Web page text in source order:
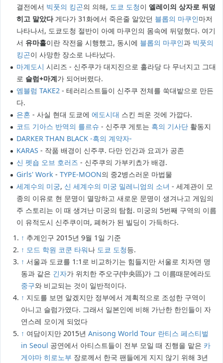
결전에서 빅풋의 킹곤의 의해, 도쿄 도청이 엘레이의 상자로 뒤덮
히고 말았다게다가 31화에서 죽은줄 알았던 블롭의 마쿠인마저
나타나서, 도쿄도청 절반이 아예 마쿠인의 몸속에 뒤덮혔다. 여기
서 유마홀이란 작전을 시행했고, 동시에 블롭의 마쿠인과 빅풋의
킹곤이 사망한 장소로 나타났다.
마계도시 시리즈 - 신주쿠가 대지진으로 홀라당 다 무너지고 그대
로 슬럼+마계가 되어버렸다.
엠블럼 TAKE2 - 테러리스트들이 신주쿠 전체를 쑥대밭으로 만든
다.
은혼 - 사실 현대 도쿄에 에도시대 스킨 씌운 것에 가깝다.
코드 기아스 반역의 를르슈 - 신주쿠 게토는 흑의 기사단활동지
DARKER THAN BLACK -흑의 계약자-
KARAS - 작품 배경이 신주쿠. 다만 인간과 요괴가 공존
신 펫숍 오브 호러즈 - 신주쿠의 가부키쵸가 배경.
Girls' Work - TYPE-MOON의 중2병스러운 마법물
세계수의 미궁, 신 세계수의 미궁 밀레니엄의 소녀 - 세계관이 모
종의 이유로 현 문명이 멸망하고 새로운 문명이 생겨나고 게임의
주 스토리는 이 때 생겨난 미궁의 탐험. 미궁의 5번째 구역의 이름
이 유적도시 신주쿠이며, 폐허가 된 빌딩이 가득하다.
↑ 추계인구 2015년 9월 1일 기준
↑ 모드 학원 코쿤 타워나 도쿄 도청등.
↑ 서울과 도쿄를 1:1로 비교하기는 힘들지만 서울로 치자면 명
동과 같은 긴자가 위치한 주오구(中央區)가 그 이름때문에라도
중구와 비교되는 것이 일반적이다.
↑ 지도를 보면 알겠지만 정부에서 계획적으로 조성한 구역이
아니고 슬럼가였다. 그래서 일본인에 비해 가난한 한인들이 자
연스레 모이게 되었다
↑ 여담이지만 2015년 Anisong World Tour 란티스 페스티벌
in Seoul 공연에서 아티스트들이 전부 모일 때 진행을 맡은 카
게야마 히로노부 장로께서 한국 팬들에게 지지 않기 위해 3년